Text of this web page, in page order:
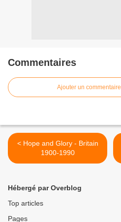
Commentaires
Ajouter un commentaire
< Hope and Glory - Britain
1900-1990
Hébergé par Overblog
Top articles
Pages